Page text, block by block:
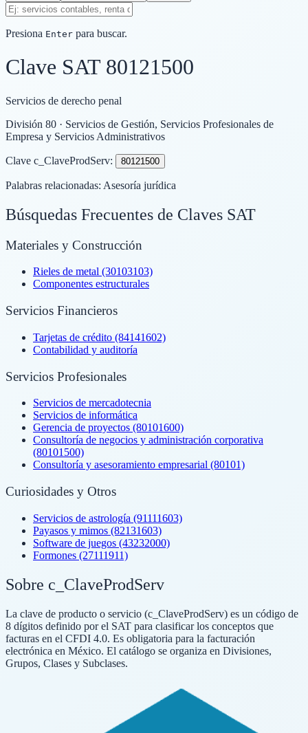
Presiona Enter para buscar.
Clave SAT 80121500
Servicios de derecho penal
División 80 · Servicios de Gestión, Servicios Profesionales de
Empresa y Servicios Administrativos
Clave c_ClaveProdServ: 80121500
Palabras relacionadas: Asesoría jurídica
Búsquedas Frecuentes de Claves SAT
Materiales y Construcción
Rieles de metal (30103103)
Componentes estructurales
Servicios Financieros
Tarjetas de crédito (84141602)
Contabilidad y auditoría
Servicios Profesionales
Servicios de mercadotecnia
Servicios de informática
Gerencia de proyectos (80101600)
Consultoría de negocios y administración corporativa
(80101500)
Consultoría y asesoramiento empresarial (80101)
Curiosidades y Otros
Servicios de astrología (91111603)
Payasos y mimos (82131603)
Software de juegos (43232000)
Formones (27111911)
Sobre c_ClaveProdServ
La clave de producto o servicio (c_ClaveProdServ) es un código de
8 dígitos definido por el SAT para clasificar los conceptos que
facturas en el CFDI 4.0. Es obligatoria para la facturación
electrónica en México. El catálogo se organiza en Divisiones,
Grupos, Clases y Subclases.